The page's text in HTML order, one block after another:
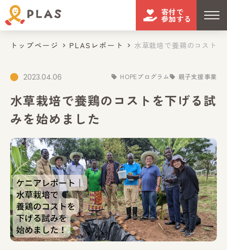
寄付で
参加する
トップページ PLASレポート 水草栽培で養鶏のコスト
2023.04.06 HOPEプログラム 親子支援事業
水草栽培で養鶏のコストを下げる試
みを始めました